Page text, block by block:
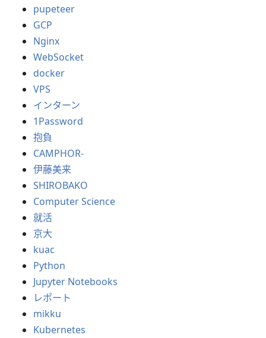
pupeteer
GCP
Nginx
WebSocket
docker
VPS
インターン
1Password
抱負
CAMPHOR-
伊藤美来
SHIROBAKO
Computer Science
就活
京大
kuac
Python
Jupyter Notebooks
レポート
mikku
Kubernetes